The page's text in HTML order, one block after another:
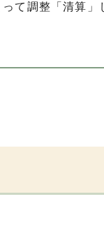
て調整「清算」